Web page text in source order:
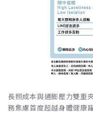
長照成本與通膨壓力雙重
務焦慮首度超越身體健康